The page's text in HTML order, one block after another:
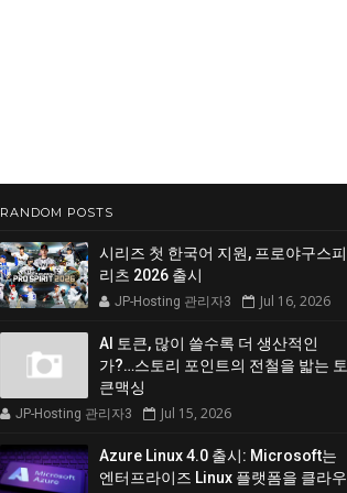
RANDOM POSTS
시리즈 첫 한국어 지원, 프로야구스피
리츠 2026 출시
JP-Hosting 관리자3 Jul 16, 2026
AI 토큰, 많이 쓸수록 더 생산적인
가?…스토리 포인트의 전철을 밟는 토
큰맥싱
JP-Hosting 관리자3 Jul 15, 2026
Azure Linux 4.0 출시: Microsoft는
엔터프라이즈 Linux 플랫폼을 클라우